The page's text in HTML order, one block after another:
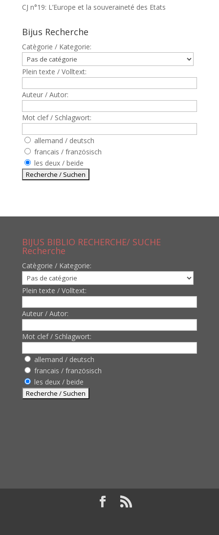
CJ n°19: L’Europe et la souveraineté des Etats
Bijus Recherche
Catègorie / Kategorie:
Plein texte / Volltext:
Auteur / Autor:
Mot clef / Schlagwort:
allemand / deutsch
francais / französisch
les deux / beide
BIJUS BIBLIO RECHERCHE/ SUCHE
Recherche
Catègorie / Kategorie:
Plein texte / Volltext:
Auteur / Autor:
Mot clef / Schlagwort:
allemand / deutsch
francais / französisch
les deux / beide